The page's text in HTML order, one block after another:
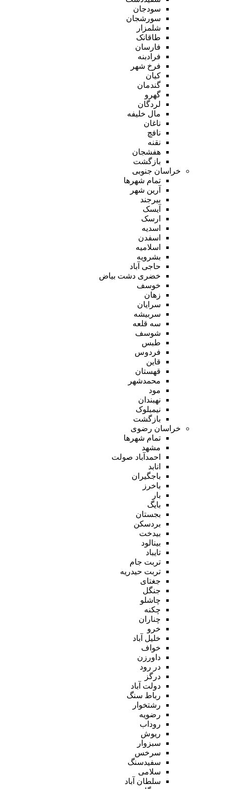
سودجان
سورشجان
شلمزار
طاقانک
فارسان
فرادبنه
فرخ شهر
کیان
گندمان
گهرو
لردگان
مال خلیفه
ناغان
نافچ
نقنه
هفشجان
بازگشت
خراسان جنوبی
تمام شهر‌ها
آرین شهر
بیرجند
آیسک
ارسک
اسدیه
اسفدن
اسلامیه
بشرویه
حاجی آباد
خضری دشت بیاض
خوسف
زهان
سرایان
سربیشه
سه قلعه
شوسف
طبس
فردوس
قاین
قهستان
محمدشهر
مود
نهبندان
نیمبلوک
بازگشت
خراسان رضوی
تمام شهر‌ها
مشهد
احمدآباد صولت
انابد
باجگیران
باخرز
بار
بایگ
بجستان
بردسکن
بیدخت
بینالود
تایباد
تربت جام
تربت حیدریه
جغتای
جنگل
چاشلو
چکنه
چناران
خرو
خلیل آباد
خواف
داورزن
در رود
درگز
دولت آباد
رباط سنگ
رشتخوار
رضویه
روداب
ریوش
سبزوار
سرخس
سفیدسنگ
سلامی
سلطان آباد